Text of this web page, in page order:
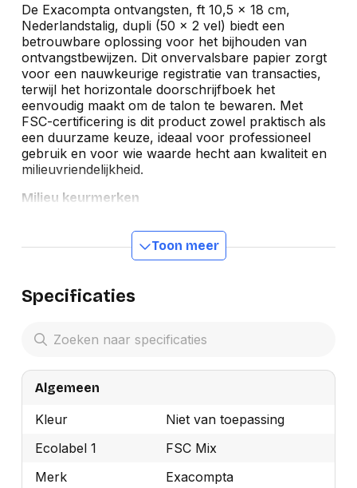
De Exacompta ontvangsten, ft 10,5 x 18 cm,
Nederlandstalig, dupli (50 x 2 vel) biedt een
betrouwbare oplossing voor het bijhouden van
ontvangstbewijzen. Dit onvervalsbare papier zorgt
voor een nauwkeurige registratie van transacties,
terwijl het horizontale doorschrijfboek het
eenvoudig maakt om de talon te bewaren. Met
FSC-certificering is dit product zowel praktisch als
een duurzame keuze, ideaal voor professioneel
gebruik en voor wie waarde hecht aan kwaliteit en
milieuvriendelijkheid.
Milieu keurmerken
Toon meer
Specificaties
Algemeen
Kleur
Niet van toepassing
Ecolabel 1
FSC Mix
Merk
Exacompta